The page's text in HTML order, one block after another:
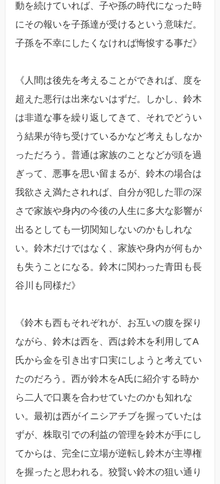
動を続けていれば、子や孫の時代になった時
にその報いを子孫達が受けるという意味だ。
子孫を不幸にしたくなければ悔悛する事だ》
《人間は後先を考えることができれば、度を
超えた悪行は出来ないはずだ。しかし、鈴木
は非道な事を繰り返してきて、それでどうい
う結果が待ち受けているかなど考えもしなか
っただろう。普通は家族のことなどが頭を過
ぎって、悪事を思い留まるが、鈴木の場合は
我欲さえ満たされれば、自分が犯した罪の深
さで家族や身内の今後の人生に多大な影響が
出るとしても一切関知しないのかもしれな
い。鈴木だけではなく、家族や身内が何もか
も失うことになる。鈴木に関わった青田も長
谷川も同様だ》
《鈴木も西もそれぞれが、お互いの腹を探り
ながら、鈴木は西を、西は鈴木を利用してA
氏から金を引き出す口実にしようと考えてい
たのだろう。西が鈴木をA氏に紹介する時か
ら二人で口裏を合わせていたのかも知れな
い。最初は西がイニシアチブを握っていたは
ずが、株取引での利益の管理を鈴木が手にし
てからは、完全に立場が逆転し鈴木が主導権
を握ったと思われる。狡賢い鈴木の狙い通り